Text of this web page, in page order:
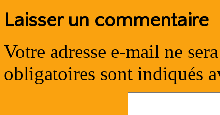
Laisser un commentaire
Votre adresse e-mail ne
obligatoires sont indiqués